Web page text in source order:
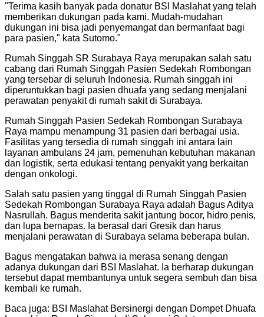
"Terima kasih banyak pada donatur BSI Maslahat yang telah
memberikan dukungan pada kami. Mudah-mudahan
dukungan ini bisa jadi penyemangat dan bermanfaat bagi
para pasien," kata Sutomo."
Rumah Singgah SR Surabaya Raya merupakan salah satu
cabang dari Rumah Singgah Pasien Sedekah Rombongan
yang tersebar di seluruh Indonesia. Rumah singgah ini
diperuntukkan bagi pasien dhuafa yang sedang menjalani
perawatan penyakit di rumah sakit di Surabaya.
Rumah Singgah Pasien Sedekah Rombongan Surabaya
Raya mampu menampung 31 pasien dari berbagai usia.
Fasilitas yang tersedia di rumah singgah ini antara lain
layanan ambulans 24 jam, pemenuhan kebutuhan makanan
dan logistik, serta edukasi tentang penyakit yang berkaitan
dengan onkologi.
Salah satu pasien yang tinggal di Rumah Singgah Pasien
Sedekah Rombongan Surabaya Raya adalah Bagus Aditya
Nasrullah. Bagus menderita sakit jantung bocor, hidro penis,
dan lupa bernapas. Ia berasal dari Gresik dan harus
menjalani perawatan di Surabaya selama beberapa bulan.
Bagus mengatakan bahwa ia merasa senang dengan
adanya dukungan dari BSI Maslahat. Ia berharap dukungan
tersebut dapat membantunya untuk segera sembuh dan bisa
kembali ke rumah.
Baca juga: BSI Maslahat Bersinergi dengan Dompet Dhuafa